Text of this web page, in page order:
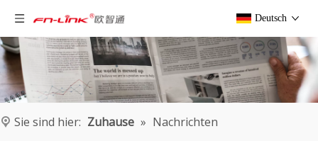
Deutsch
Sie sind hier: Zuhause » Nachrichten